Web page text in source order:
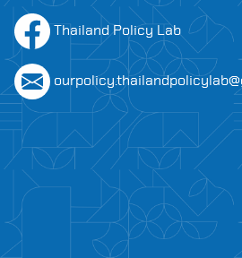
Thailand Policy Lab